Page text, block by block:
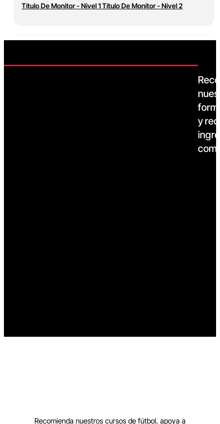
Título De Monitor - Nivel 1Título De Monitor - Nivel 2
y
Recomienda nuestros cursos de fútbol, apoya a